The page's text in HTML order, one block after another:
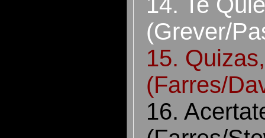
(Grever/
15.
(Farres/
16.